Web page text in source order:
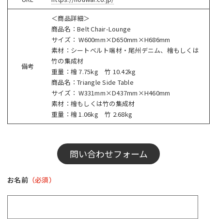
備考
＜商品詳細＞
商品名：Belt Chair-Lounge
サイズ： W600mm×D650mm×H686mm
素材：シートベルト端材・尾州デニム、檜もしくは
竹の集成材
重量：檜 7.75kg 竹 10.42kg
商品名：Triangle Side Table
サイズ： W331mm×D437mm×H460mm
素材：檜もしくは竹の集成材
重量：檜 1.06kg 竹 2.68kg
問い合わせフォーム
お名前（必須）